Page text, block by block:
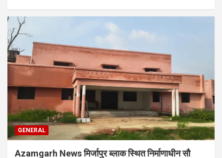
GENERAL
Azamgarh News मिर्जापुर ब्लाक स्थित निर्माणाधीन सौ